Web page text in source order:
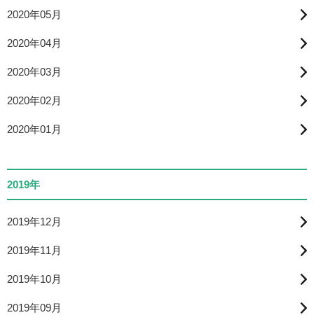
2020年05月
2020年04月
2020年03月
2020年02月
2020年01月
2019年
2019年12月
2019年11月
2019年10月
2019年09月